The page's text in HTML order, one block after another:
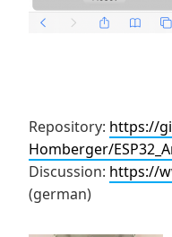
Repository: https://
Homberger/
Discussion: https://
(german)